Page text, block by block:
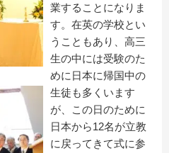
業することになりま
す。在英の学校とい
うこともあり、高三
生の中には受験のた
めに日本に帰国中の
生徒も多くいます
が、この日のために
日本から12名が立教
に戻ってきて式に参